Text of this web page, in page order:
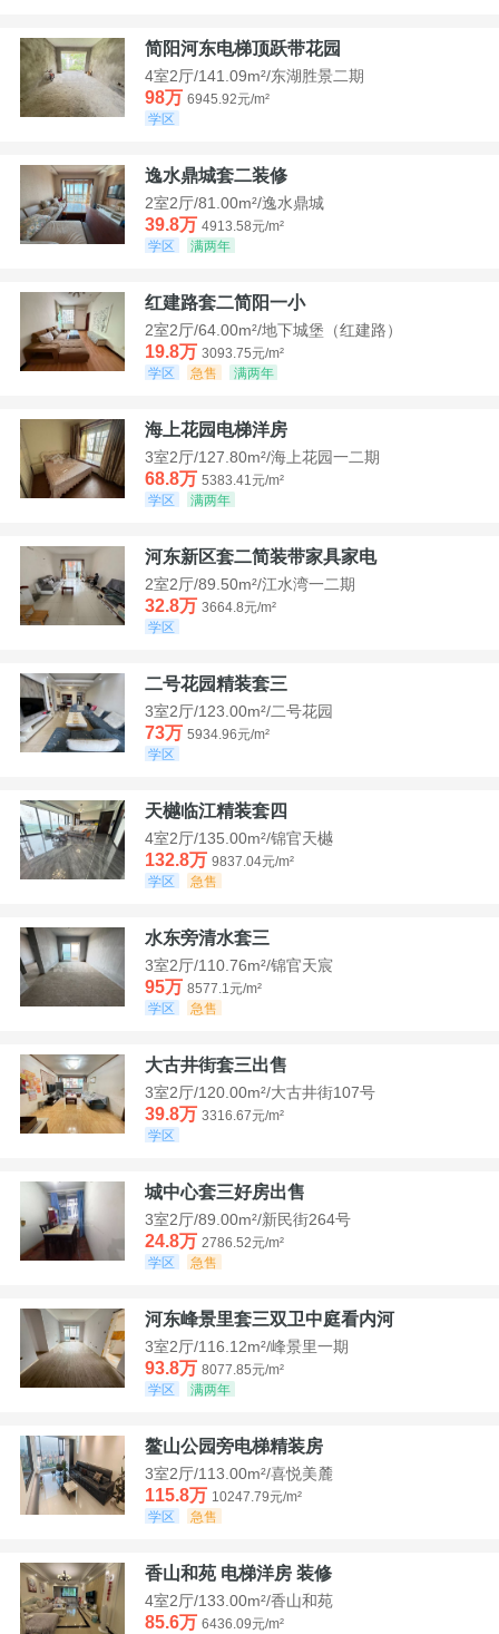
简阳河东电梯顶跃带花园
4室2厅/141.09m²/东湖胜景二期
98万 6945.92元/m²
学区
逸水鼎城套二装修
2室2厅/81.00m²/逸水鼎城
39.8万 4913.58元/m²
学区
满两年
红建路套二简阳一小
2室2厅/64.00m²/地下城堡（红建路）
19.8万 3093.75元/m²
学区
急售 满两年
海上花园电梯洋房
3室2厅/127.80m²/海上花园一二期
68.8万 5383.41元/m²
学区
满两年
河东新区套二简装带家具家电
2室2厅/89.50m²/江水湾一二期
32.8万 3664.8元/m²
学区
二号花园精装套三
3室2厅/123.00m²/二号花园
73万 5934.96元/m²
学区
天樾临江精装套四
4室2厅/135.00m²/锦官天樾
132.8万 9837.04元/m²
学区
急售
水东旁清水套三
3室2厅/110.76m²/锦官天宸
95万 8577.1元/m²
学区
急售
大古井街套三出售
3室2厅/120.00m²/大古井街107号
39.8万 3316.67元/m²
学区
城中心套三好房出售
3室2厅/89.00m²/新民街264号
24.8万 2786.52元/m²
学区
急售
河东峰景里套三双卫中庭看内河
3室2厅/116.12m²/峰景里一期
93.8万 8077.85元/m²
学区
满两年
鳌山公园旁电梯精装房
3室2厅/113.00m²/喜悦美麓
115.8万 10247.79元/m²
学区
急售
香山和苑 电梯洋房 装修
4室2厅/133.00m²/香山和苑
85.6万 6436.09元/m²